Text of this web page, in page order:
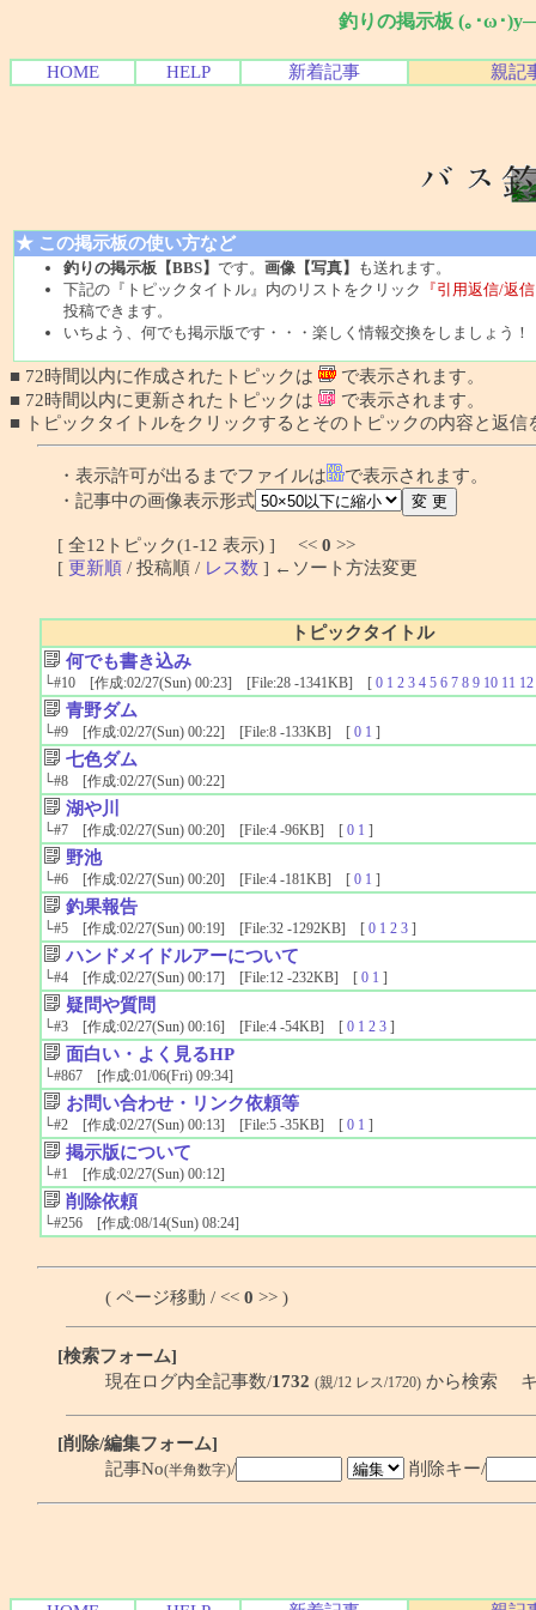
釣りの掲示板 (｡･ω･
HOME HELP 新着記事 親記
★ この掲示板の使い方など
釣りの掲示板【BBS】 です。 画像【写真】
も送れます。
下記の『トピックタイトル』内のリストをクリック
『引用返信/返
投稿できます。
いちよう、何でも掲示版です・・・楽しく情報交換をしましょう！
■ 72時間以内に作成されたトピックは
で表示されます。
■ 72時間以内に更新されたトピックは
で表示されます。
■ トピックタイトルをクリックするとそのトピックの内容と返信
・表示許可が出るまでファイルは
で表示されます。
・記事中の画像表示形式
[ 全12トピック(1-12 表示) ] << 0 >>
[ 更新順 / 投稿順 / レス数 ] ←ソート方法変更
トピックタイトル
何でも書き込み
└#10[作成:02/27(Sun) 00:23] [File:28 -1341KB] [ 0 1 2 3 4 5 6 7 8 9 10 11 12
青野ダム
└#9[作成:02/27(Sun) 00:22] [File:8 -133KB] [ 0 1 ]
七色ダム
└#8[作成:02/27(Sun) 00:22]
湖や川
└#7[作成:02/27(Sun) 00:20] [File:4 -96KB] [ 0 1 ]
野池
└#6[作成:02/27(Sun) 00:20] [File:4 -181KB] [ 0 1 ]
釣果報告
└#5[作成:02/27(Sun) 00:19] [File:32 -1292KB] [ 0 1 2 3]
ハンドメイドルアーについて
└#4[作成:02/27(Sun) 00:17] [File:12 -232KB] [ 0 1 ]
疑問や質問
└#3[作成:02/27(Sun) 00:16] [File:4 -54KB] [ 0 1 2 3]
面白い・よく見るHP
└#867[作成:01/06(Fri) 09:34]
お問い合わせ・リンク依頼等
└#2[作成:02/27(Sun) 00:13] [File:5 -35KB] [ 0 1 ]
掲示版について
└#1 [作成:02/27(Sun) 00:12]
削除依頼
└#256[作成:08/14(Sun) 08:24]
( ページ移動 / << 0 >> )
[検索フォーム]
現在ログ内全記事数/1732 (親/12 レス/1720) から検索
[削除/編集フォーム]
記事No(半角数字)/ 削除キー/